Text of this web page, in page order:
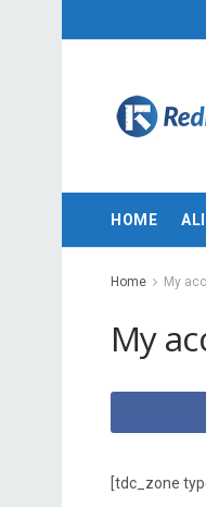
HOME
Home My
My
[tdc_zone